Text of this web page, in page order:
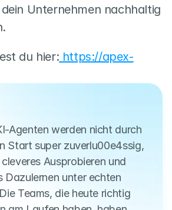
Unternehmen nachhaltig
du hier: https://apex-
Agenten werden nicht durch
Start super zuverlu00e4ssig,
Ausprobieren und
Dazulernen unter echten
Teams, die heute richtig